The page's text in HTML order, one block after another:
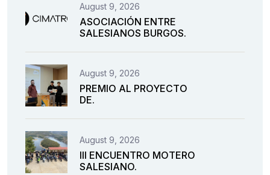
August 9, 2026
ASOCIACIÓN ENTRE
SALESIANOS BURGOS.
August 9, 2026
PREMIO AL PROYECTO
DE.
August 9, 2026
III ENCUENTRO MOTERO
SALESIANO.